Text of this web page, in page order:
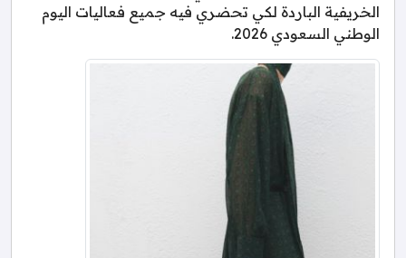
الخريفية الباردة لكي تحضري فيه جميع فعاليات اليوم
الوطني السعودي 2026.